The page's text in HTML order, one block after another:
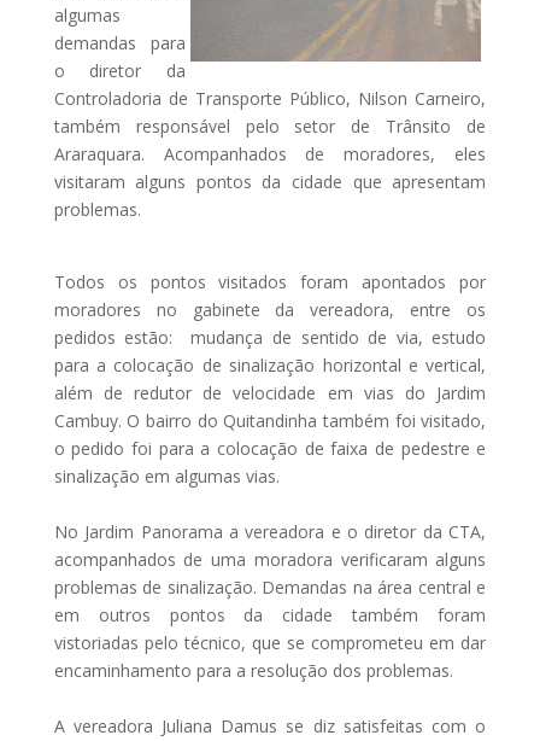
algumas
demandas para
o diretor da
Controladoria de Transporte Público, Nilson Carneiro,
também responsável pelo setor de Trânsito de
Araraquara. Acompanhados de moradores, eles
visitaram alguns pontos da cidade que apresentam
problemas.
Todos os pontos visitados foram apontados por
moradores no gabinete da vereadora, entre os
pedidos estão: mudança de sentido de via, estudo
para a colocação de sinalização horizontal e vertical,
além de redutor de velocidade em vias do Jardim
Cambuy. O bairro do Quitandinha também foi visitado,
o pedido foi para a colocação de faixa de pedestre e
sinalização em algumas vias.
No Jardim Panorama a vereadora e o diretor da CTA,
acompanhados de uma moradora verificaram alguns
problemas de sinalização. Demandas na área central e
em outros pontos da cidade também foram
vistoriadas pelo técnico, que se comprometeu em dar
encaminhamento para a resolução dos problemas.
A vereadora Juliana Damus se diz satisfeitas com o